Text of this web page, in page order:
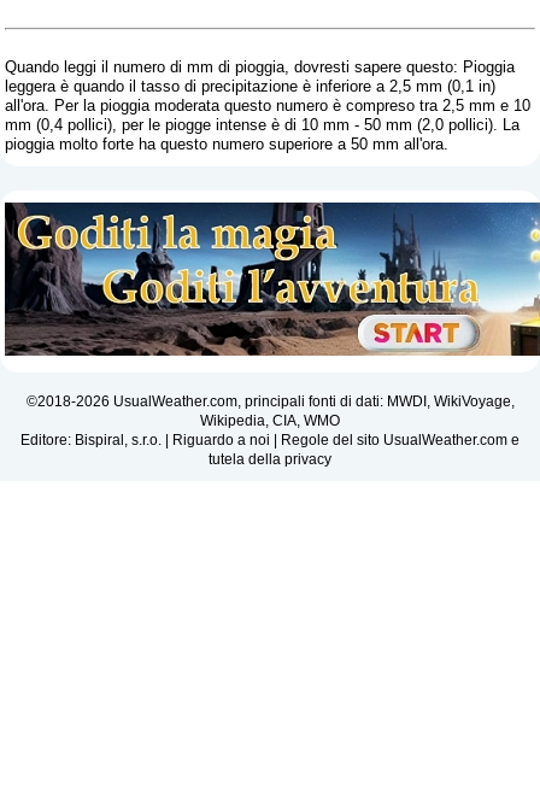
Quando leggi il numero di mm di pioggia, dovresti sapere questo: Pioggia
leggera è quando il tasso di precipitazione è inferiore a 2,5 mm (0,1 in)
all'ora. Per la pioggia moderata questo numero è compreso tra 2,5 mm e 10
mm (0,4 pollici), per le piogge intense è di 10 mm - 50 mm (2,0 pollici). La
pioggia molto forte ha questo numero superiore a 50 mm all'ora.
©2018-2026 UsualWeather.com, principali fonti di dati: MWDI, WikiVoyage,
Wikipedia, CIA, WMO
Editore: Bispiral, s.r.o. | Riguardo a noi | Regole del sito UsualWeather.com e
tutela della privacy